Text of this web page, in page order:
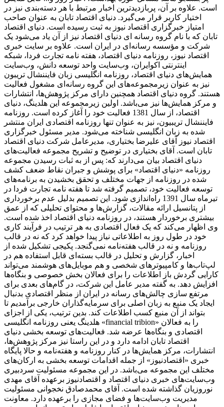
است. علاوه بر آن، پربازدیدترین اخبار مرتبط با هر دسته‌بندی نیز در
اختیار کاربر قرار می‌گیرد. دنیای اقتصاد تابان به عنوان صاحب
امتیاز خبرگزاری اقتصاد نیوز به ثبت رسیده است. دنیای اقتصاد
تابان که با نام گروه رسانه ای دنیای اقتصاد نیز از آن یاد می‌شود یک
شرکت و مؤسسه رسانه‌ای در ایران است. علاوه بر سایت خبری
اقتصاد نیوز، روزنامه دنیای اقتصاد، هفته ‌نامه تجارت فردا، شبکه
اینترنتی اکوایران، وب‌سایت واحد توسعه دانش، وب‌سایت
همایش‌های دنیای اقتصاد، روزنامه انگلیسی ‌زبان فایننشال تریبون
نیز به عنوان زیرمجموعه‌های این گروه رسانه‌ای مشغول فعالیت
هستند. گروه دنیای اقتصاد همچنین دارای مرکز پژوهش‌ها، انتشارات
و مرکز همایش‌ها نیز می‌باشد. اولین زیرمجموعه این هلدینگ، دنیای
اقتصاد، از سال 1381 فعالیت خود را آغاز کرده است. روزنامه
فایننشال تریبیون، نیز به عنوان تنها روزنامه اقتصادی ایران منتشر
شده به زبان انگلیسی شناخته می‌شود. مدیر مسئول خبرگزاری
اقتصاد نیوز آقای علیرضا بختیاری، مدیرعامل شرکت دنیای اقتصاد
تابان است. آقای بختیاری در توضیح و تشریح مجموعه فعالیت‌های
دنیای اقتصاد بیان می‌دارند که: پس از به ثبات رسیدن مجموعه
روزنامه «دنیای اقتصاد» برای پوشش و جبران نقاط ضعف کشف
شده در روزنامه از جهات مختلف و تحقق بخشیدن به برنامه‌های
توسعه فعالیت خود، تصمیم گرفته شد تا هفته نامه تجارت فردا در
تیرماه سال 1391 راه‌اندازی شود. این تصمیم بدلیل عدم برخورداری
از پتانسیل ارائه مقالات، گزارش‌ها و محتوای تحلیلی که از عمق
بیشتری برخوردار هستند، در روزنامه دنیای اقتصاد اخذ شده است.
وی اظهار می‌کند که یک فعال اقتصادی به هر ترتیب در فرآیند کاری
خود در طول روز به اطلاعاتی نیاز پیدا خواهد کرد که نه در قالب
روزنامه و نه در قالب هفته‌نامه نمی‌گنجد. پکیجی تشکیل شده از
اخبار، گزارش و تحلیل در قالب بسته‌ای قابل استفاده هم در
لپ‌تاب‌ها و کامپیوترهای شخصی و هم موبایل‌های هوشمند می‌تواند
کارایی گردش باز اطلاعات را برای فعالان بخش خصوصی و بنگاه‌ها
افزایش دهد. به گفته مدیر عامل این شرکت، در گام‌های بعدی برای
مرتفع سازی چالش‌های رسانه در ایران از منظر اقتصادی بدنبال
ایجاد یک منبع به زبان اصلی برای سرمایه‌گذاران خارجی برآمدیم تا
بتواند از آن منبع کسب اطلاعات کند. بدین ترتیب، یکی از اجزای
هلدینگ یعنی روزنامه انگلیسی «financial tribion» را به فعالان
اقتصادی و بنگاه‌ها عرضه شد. فعالیت‌های توسعه بخشی دنیای
اقتصاد تابان ادامه دارد و در این راستا نیز مرکز پژوهش‌ها،
انتشارات، مرکز همایش‌ها در کنار روزنامه و هفته‌نامه و حالا پایگاه
خبری «اقتصادنیوز» از جمله اقدامات توسعه بخشی به ارکان‌های
مختلف این مجموعه می‌باشد. در این مجموعه مسئولیت سردبیری
وب‌سایت‌های خبری دنیای اقتصاد و اقتصادنیوز برعهده آقای مهدی
نوروزیان گذاشته شده است. آقای محمدصادق نخجوانی مسئولیت
مدیریت وب‌سایت‌ها و فضای مجازی را برعهده دارد. معاونت